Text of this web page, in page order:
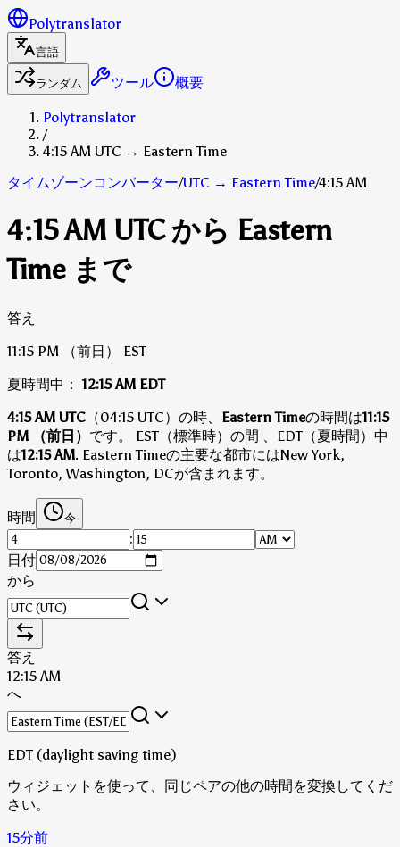
Polytranslator
言語
ランダム ツール 概要
Polytranslator
/
4:15 AM UTC → Eastern Time
タイムゾーンコンバーター/UTC → Eastern Time/4:15 AM
4:15 AM UTC から Eastern
Time まで
答え
11:15 PM （前日）
EST
夏時間中： 12:15 AM EDT
4:15 AM UTC （04:15 UTC）の時、 Eastern Timeの時間は11:15
PM （前日） です。 EST（標準時）の間 、EDT（夏時間）中
は12:15 AM. Eastern Timeの主要な都市にはNew York,
Toronto, Washington, DCが含まれます。
時間 今
:
日付
から
答え
12:15 AM
へ
EDT (daylight saving time)
ウィジェットを使って、同じペアの他の時間を変換してくだ
さい。
15分前